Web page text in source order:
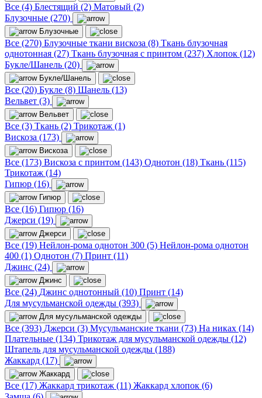
Все (4) Блестящий (2) Матовый (2)
Блузочные (270)
Блузочные
Все (270) Блузочные ткани вискоза (8) Ткань блузочная
однотонная (27) Ткань блузочная с принтом (237) Хлопок (12)
Букле/Шанель (20)
Букле/Шанель
Все (20) Букле (8) Шанель (13)
Вельвет (3)
Вельвет
Все (3) Ткань (2) Трикотаж (1)
Вискоза (173)
Вискоза
Все (173) Вискоза с принтом (143) Однотон (18) Ткань (115)
Трикотаж (14)
Гипюр (16)
Гипюр
Все (16) Гипюр (16)
Джерси (19)
Джерси
Все (19) Нейлон-рома однотон 300 (5) Нейлон-рома однотон
400 (1) Однотон (7) Принт (11)
Джинс (24)
Джинс
Все (24) Джинс однотонный (10) Принт (14)
Для мусульманской одежды (393)
Для мусульманской одежды
Все (393) Джерси (3) Мусульманские ткани (73) На никах (14)
Плательные (134) Трикотаж для мусульманской одежды (12)
Штапель для мусульманской одежды (188)
Жаккард (17)
Жаккард
Все (17) Жаккард трикотаж (11) Жаккард хлопок (6)